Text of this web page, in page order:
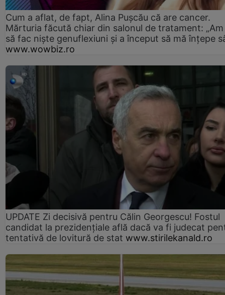
Cum a aflat, de fapt, Alina Pușcău că are cancer.
Mărturia făcută chiar din salonul de tratament:
să fac niște genuflexiuni și a început să mă înțepe
www.wowbiz.ro
UPDATE Zi decisivă pentru Călin Georgescu! Fostul
candidat la prezidențiale află dacă va fi judecat
tentativă de lovitură de stat www.stirilekanald.ro